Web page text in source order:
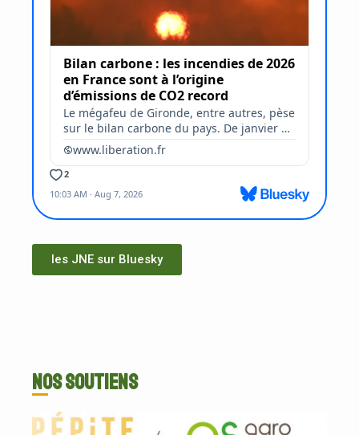
les JNE sur Bluesky
Nos soutiens